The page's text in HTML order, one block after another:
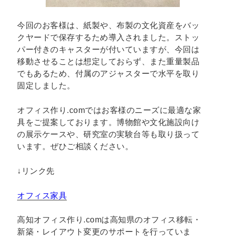
今回のお客様は、紙製や、布製の文化資産をバッ
クヤードで保存するため導入されました。ストッ
パー付きのキャスターが付いていますが、今回は
移動させることは想定しておらず、また重量製品
でもあるため、付属のアジャスターで水平を取り
固定しました。
オフィス作り.comではお客様のニーズに最適な家
具をご提案しております。博物館や文化施設向け
の展示ケースや、研究室の実験台等も取り扱って
います。ぜひご相談ください。
↓リンク先
オフィス家具
高知オフィス作り.comは高知県のオフィス移転・
新築・レイアウト変更のサポートを行っていま